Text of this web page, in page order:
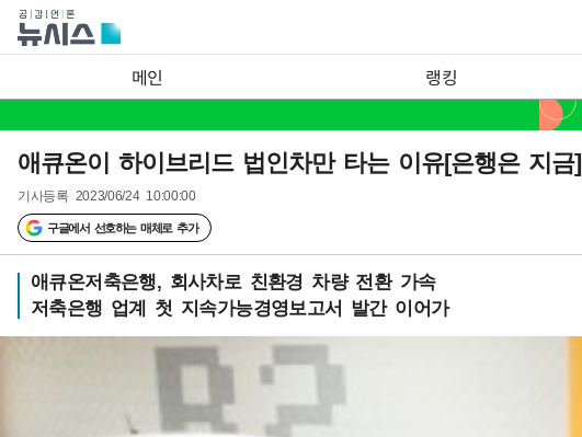
메인 랭킹
애큐온이 하이브리드 법인차만 타는 이유[은행은 지금]
기사등록 2023/06/24 10:00:00
구글에서 선호하는 매체로 추가
애큐온저축은행, 회사차로 친환경 차량 전환 가속
저축은행 업계 첫 지속가능경영보고서 발간 이어가